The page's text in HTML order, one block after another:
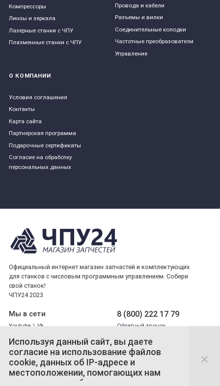
Используя данный сайт, вы даете
согласие на использование файлов
cookie, данных об IP-адресе и
местоположении, помогающих нам
сделать его удобнее для вас.
Компрессоры
Линзы и зеркала
Лазерные станки с ЧПУ
Плазменные станки с ЧПУ
Провода и кабели
Разъемы и вилки
Соединительные колодки
Частотные преобразователи
Управление
О КОМПАНИИ
Условия соглашения
Контакты
Карта сайта
Партнерская программа
Подарочные сертификаты
Согласие на обработку
персональных данных
Официальный интернет магазин запчастей и комплектующих
для станков с числовым программным управлением. Собери
свой станок!
ЧПУ24 2023
8 (800) 222 17 79
Обратный звонок
Мы в сети
Youtube \ Vk
Принимаем платежи